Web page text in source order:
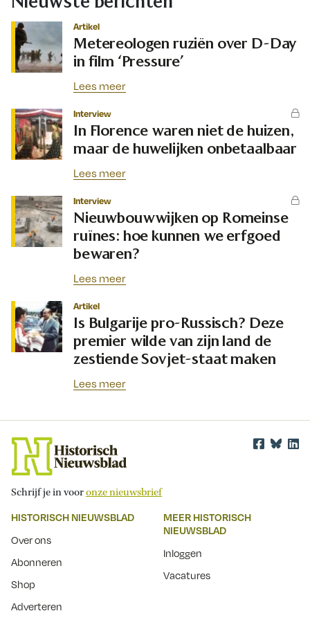
Artikel
Metereologen ruziën over D-Day
in film ‘Pressure’
Lees meer
Interview
In Florence waren niet de huizen,
maar de huwelijken onbetaalbaar
Lees meer
Interview
Nieuwbouwwijken op Romeinse
ruïnes: hoe kunnen we erfgoed
bewaren?
Lees meer
Artikel
Is Bulgarije pro-Russisch? Deze
premier wilde van zijn land de
zestiende Sovjet-staat maken
Lees meer
Schrijf je in vooronze nieuwsbrief
HISTORISCH NIEUWSBLAD
Over ons
Abonneren
Shop
Adverteren
MEER HISTORISCH
NIEUWSBLAD
Inloggen
Vacatures